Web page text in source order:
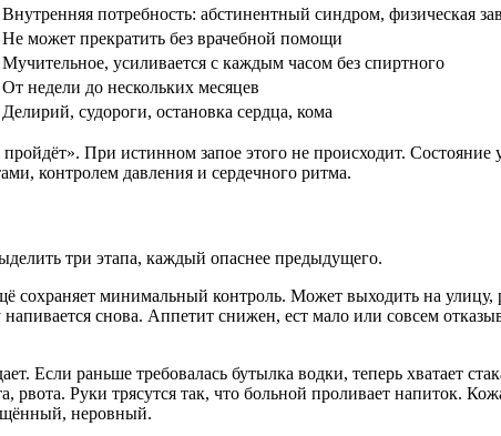
Внутренняя потребность: абстинентный синдром, физическая
Не может прекратить без врачебной помощи
Мучительное, усиливается с каждым часом без спиртного
От недели до нескольких месяцев
Делирий, судороги, остановка сердца, кома
При истинном запое этого не происходит.
контролем давления и сердечного ритма.
три этапа, каждый опаснее предыдущего.
сохраняет минимальный контроль. Может выходить на улицу,
снова. Аппетит снижен, ест мало или совсем
Если раньше требовалась бутылка водки, теперь хватает
рвота. Руки трясутся так, что больной проливает напиток.
неровный.